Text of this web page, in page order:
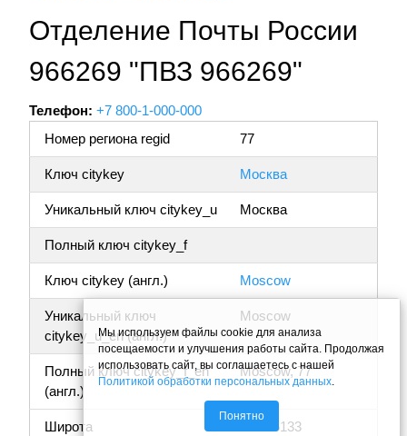
Отделение Почты России
966269 "ПВЗ 966269"
Телефон: +7 800-1-000-000
Номер региона regid
77
Ключ citykey Москва
Уникальный ключ citykey_u Москва
Полный ключ citykey_f
Ключ citykey (англ.) Moscow
Уникальный ключ
citykey_u_en (англ.)
Moscow
Полный ключ citykey_f_en
(англ.)
Moscow, 77
Широта 55.736133
Мы используем файлы cookie для анализа
посещаемости и улучшения работы сайта. Продолжая
использовать сайт, вы соглашаетесь с нашей
Политикой обработки персональных данных
Понятно